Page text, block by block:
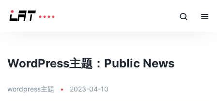
WordPress主题：Public News
wordpress主题 • 2023-04-10